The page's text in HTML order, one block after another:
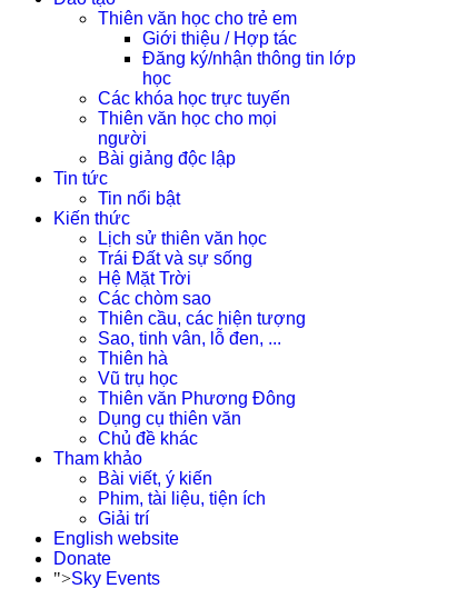
Thiên văn học cho trẻ em
Giới thiệu / Hợp tác
Đăng ký/nhận thông tin lớp
học
Các khóa học trực tuyến
Thiên văn học cho mọi
người
Bài giảng độc lập
Tin tức
Tin nổi bật
Kiến thức
Lịch sử thiên văn học
Trái Đất và sự sống
Hệ Mặt Trời
Các chòm sao
Thiên cầu, các hiện tượng
Sao, tinh vân, lỗ đen, ...
Thiên hà
Vũ trụ học
Thiên văn Phương Đông
Dụng cụ thiên văn
Chủ đề khác
Tham khảo
Bài viết, ý kiến
Phim, tài liệu, tiện ích
Giải trí
English website
Donate
">Sky Events